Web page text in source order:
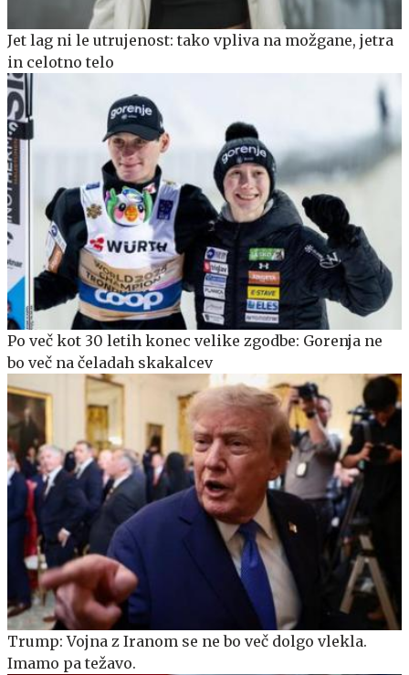
Jet lag ni le utrujenost: tako vpliva na možgane, jetra
in celotno telo
Po več kot 30 letih konec velike zgodbe: Gorenja ne
bo več na čeladah skakalcev
Trump: Vojna z Iranom se ne bo več dolgo vlekla.
Imamo pa težavo.